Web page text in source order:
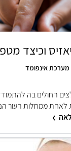
וכיצד
אינפומד
החולים בה
לאחת ממחלות העור